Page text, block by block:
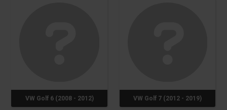
VW Golf 6 (2008 - 2012) VW Golf 7 (2012 - 2019)